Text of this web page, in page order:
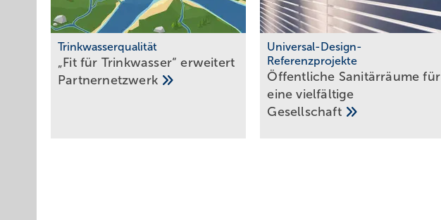
Trinkwasserqualität
„Fit für Trinkwasser“ erweitert
Partnernetzwerk
Universal-Design-
Referenzprojekte
Öffentliche Sanitärräume für
eine viel­fäl­tige
Gesell­schaft